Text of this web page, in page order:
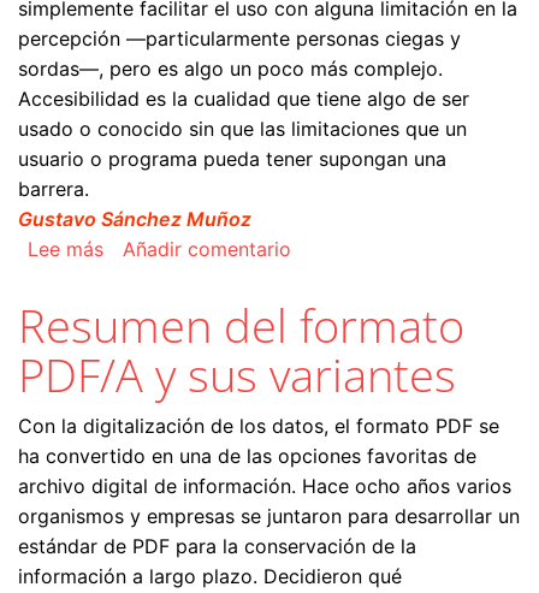
simplemente facilitar el uso con alguna limitación en la
percepción —particularmente personas ciegas y
sordas—, pero es algo un poco más complejo.
Accesibilidad es la cualidad que tiene algo de ser
usado o conocido sin que las limitaciones que un
usuario o programa pueda tener supongan una
barrera.
Gustavo Sánchez Muñoz
Lee mássobre Accesibilidad en los documentos PDF
Añadir comentario
Resumen del formato
PDF/A y sus variantes
Con la digitalización de los datos, el formato PDF se
ha convertido en una de las opciones favoritas de
archivo digital de información. Hace ocho años varios
organismos y empresas se juntaron para desarrollar un
estándar de PDF para la conservación de la
información a largo plazo. Decidieron qué